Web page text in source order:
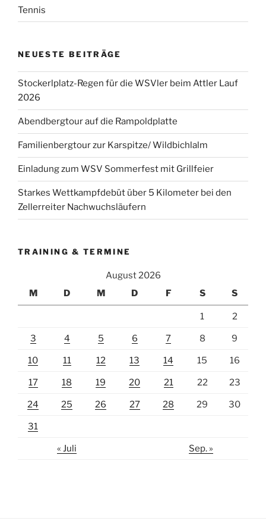
Tennis
NEUESTE BEITRÄGE
Stockerlplatz-Regen für die WSVler beim Attler Lauf
2026
Abendbergtour auf die Rampoldplatte
Familienbergtour zur Karspitze/ Wildbichlalm
Einladung zum WSV Sommerfest mit Grillfeier
Starkes Wettkampfdebüt über 5 Kilometer bei den
Zellerreiter Nachwuchsläufern
TRAINING & TERMINE
August 2026
M
D M D F S S
1 2
3 4 5 6 7 8 9
10 11 12 13 14 15 16
17 18 19 20 21 22 23
24 25 26 27 28 29 30
31
« Juli Sep. »